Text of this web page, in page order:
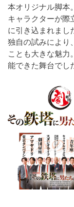
本オリジナル脚本
キャラクターが際
に引き込まれまし
独自の試みにより
ことも大きな魅力
能できた舞台でし